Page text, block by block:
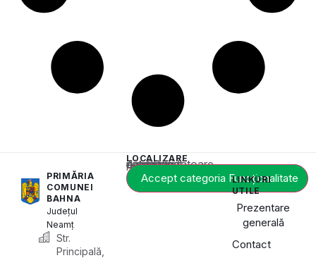
PRIMĂRIA
COMUNEI
BAHNA
Județul
Neamț
Str.
Principală,
LOCALIZARE
Acest conținut este blocat până când acceptați categoria corespunzătoare de cookie-uri.
Accept categoria Funcționalitate
LINKURI
UTILE
Prezentare
generală
Contact